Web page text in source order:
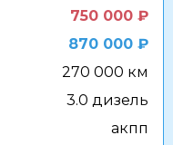
750 000 ₽
870 000 ₽
270 000 км
3.0 дизель
акпп